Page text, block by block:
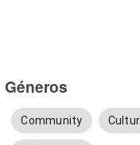
Géneros
Community